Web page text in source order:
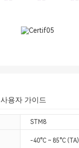
사용자 가이드
STM8
-40°C ~ 85°C (TA)